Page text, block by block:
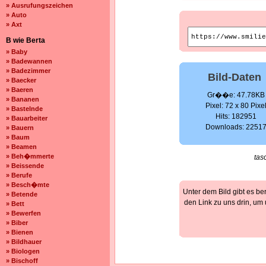
» Ausrufungszeichen
» Auto
» Axt
B wie Berta
» Baby
» Badewannen
» Badezimmer
» Baecker
» Baeren
» Bananen
» Bastelnde
» Bauarbeiter
» Bauern
» Baum
» Beamen
» Beh�mmerte
» Beissende
» Berufe
» Besch�mte
» Betende
» Bett
» Bewerfen
» Biber
» Bienen
» Bildhauer
» Biologen
» Bischoff
Bild-Daten
Gr��e: 47.78KB
Pixel: 72 x 80
Hits: 182951
Downloads:
Unter dem Bild gibt es
den Link zu uns drin,